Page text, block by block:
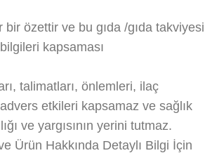
özettir ve bu gıda /gıda takviyesi
kapsaması
talimatları, önlemleri, ilaç
etkileri kapsamaz ve sağlık
ve yargısının yerini tutmaz.
Ürün Hakkında Detaylı Bilgi İçin